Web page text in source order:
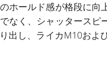
ホールド感が格段に向
なく、シャッタースピ
出し、ライカM10およ